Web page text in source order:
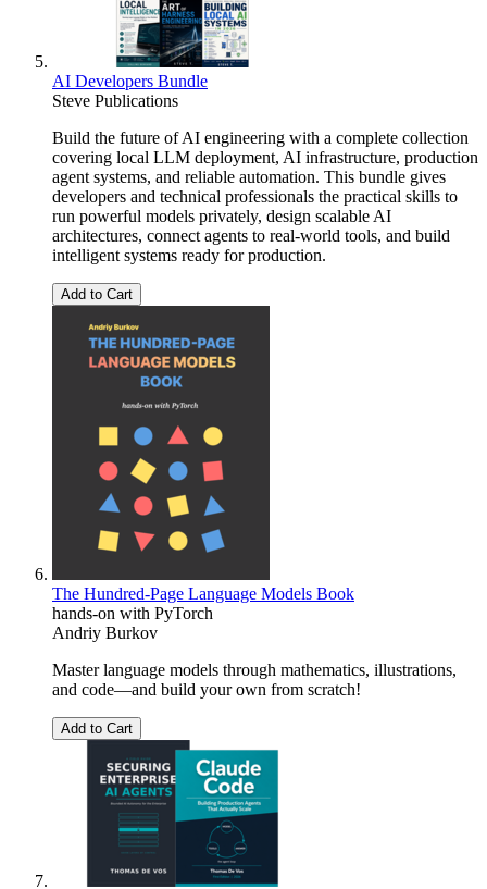
AI Developers Bundle
Steve Publications
Build the future of AI engineering with a complete collection
covering local LLM deployment, AI infrastructure, production
agent systems, and reliable automation. This bundle gives
developers and technical professionals the practical skills to
run powerful models privately, design scalable AI
architectures, connect agents to real-world tools, and build
intelligent systems ready for production.
Add to Cart
The Hundred-Page Language Models Book
hands-on with PyTorch
Andriy Burkov
Master language models through mathematics, illustrations,
and code―and build your own from scratch!
Add to Cart